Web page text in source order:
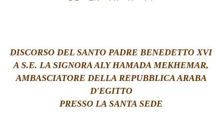
DISCORSO DEL SANTO PADRE BENEDETTO XVI
A S.E. LA SIGNORA ALY HAMADA MEKHEMAR,
AMBASCIATORE DELLA REPUBBLICA ARABA
D'EGITTO
PRESSO LA SANTA SEDE